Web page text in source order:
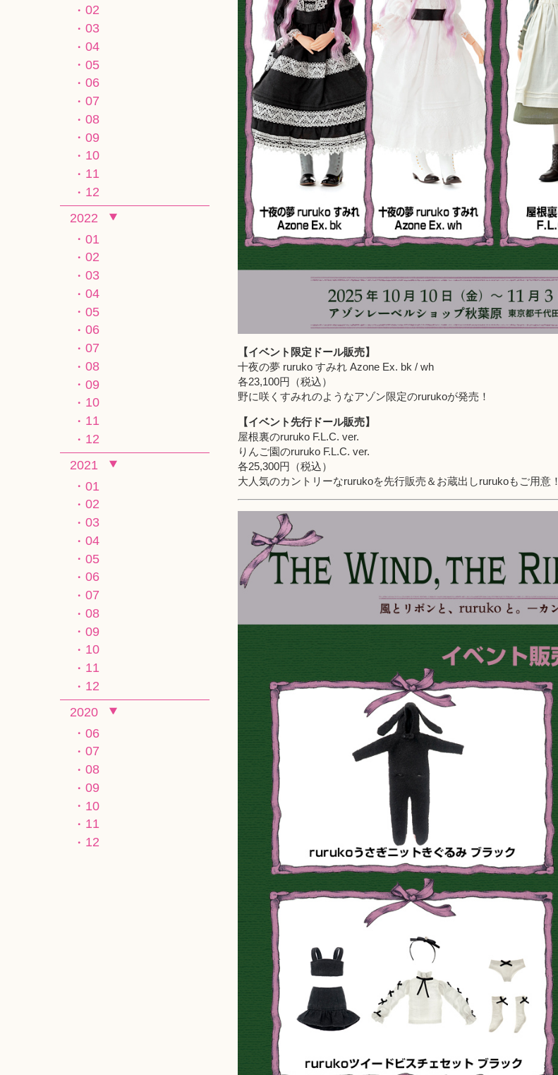
【イベント限定ドール販売】
十夜の夢 ruruko すみれ Azone Ex. bk / wh
各23,100円（税込）
野に咲くすみれのようなアゾン限定のrurukoが発売！
【イベント先行ドール販売】
屋根裏のruruko F.L.C. ver.
りんご園のruruko F.L.C. ver.
各25,300円（税込）
大人気のカントリーなrurukoを先行販売＆お蔵出しrurukoもご用意！
02
03
04
05
06
07
08
09
10
11
12
2022
01
02
03
04
05
06
07
08
09
10
11
12
2021
01
02
03
04
05
06
07
08
09
10
11
12
2020
06
07
08
09
10
11
12